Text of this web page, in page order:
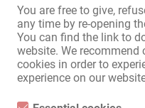
You are free to give,
any time by re-opening
You can find the link to
website. We
cookies in order to
experience on our
közötti korban.
Érkezz és keress pénzt, mi
Időpontfoglaláshoz hívja a
Minden új nő nagyon jól keres
A
Ajánld